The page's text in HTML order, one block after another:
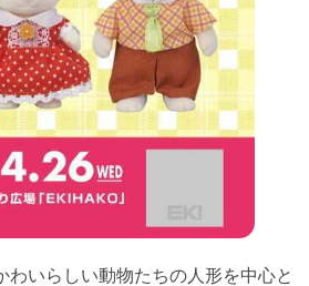
いらしい動物たちの人形を中心と